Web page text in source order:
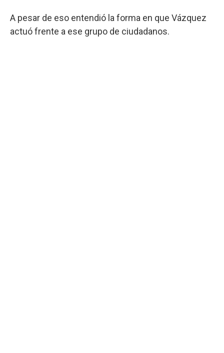
A pesar de eso entendió la forma en que Vázquez
actuó frente a ese grupo de ciudadanos.